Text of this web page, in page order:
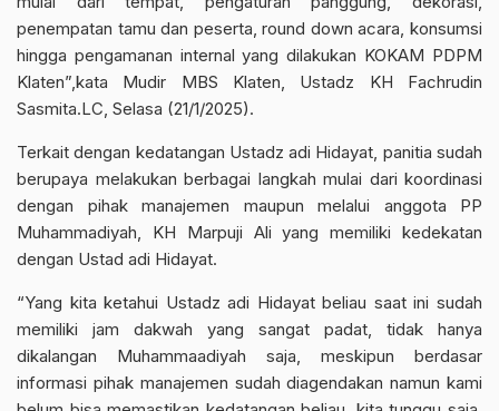
penempatan tamu dan peserta, round down acara, konsumsi
hingga pengamanan internal yang dilakukan KOKAM PDPM
Klaten”,kata Mudir MBS Klaten, Ustadz KH Fachrudin
Sasmita.LC, Selasa (21/1/2025).
Terkait dengan kedatangan Ustadz adi Hidayat, panitia sudah
berupaya melakukan berbagai langkah mulai dari koordinasi
dengan pihak manajemen maupun melalui anggota PP
Muhammadiyah, KH Marpuji Ali yang memiliki kedekatan
dengan Ustad adi Hidayat.
“Yang kita ketahui Ustadz adi Hidayat beliau saat ini sudah
memiliki jam dakwah yang sangat padat, tidak hanya
dikalangan Muhammaadiyah saja, meskipun berdasar
informasi pihak manajemen sudah diagendakan namun kami